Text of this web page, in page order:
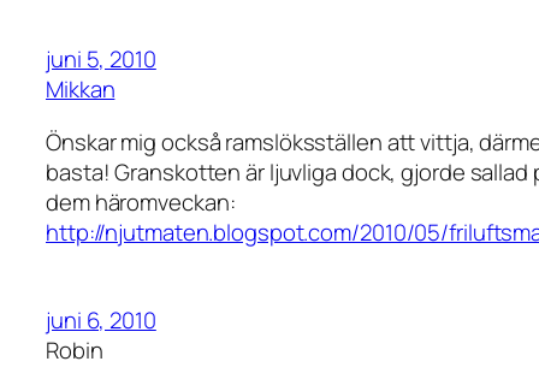
juni 5, 2010
Mikkan
Önskar mig också ramslöksställen att vittja,
basta! Granskotten är ljuvliga dock, gjorde sallad
dem häromveckan:
http://njutmaten.blogspot.com/2010/05/
juni 6, 2010
Robin